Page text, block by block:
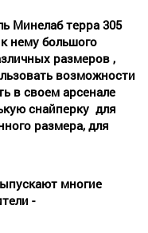
Минелаб терра 305
нему большого
размеров ,
возможности
в своем арсенале
снайперку для
размера, для
многие
-